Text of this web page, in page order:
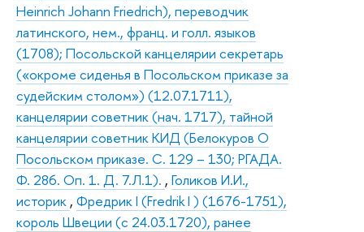
Heinrich Johann Friedrich), переводчик
латинского, нем., франц. и голл. языков
(1708); Посольской канцелярии секретарь
(«окроме сиденья в Посольском приказе за
судейским столом») (12.07.1711),
канцелярии советник (нач. 1717), тайной
канцелярии советник КИД (Белокуров О
Посольском приказе. С. 129 – 130; РГАДА.
Ф. 286. Оп. 1. Д. 7.Л.1). , Голиков И.И.,
историк , Фредрик I (Fredrik I ) (1676-1751),
король Швеции (с 24.03.1720), ранее